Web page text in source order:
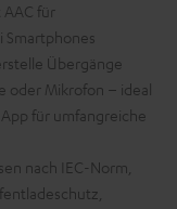
für
Smartphones
Übergänge
oder Mikrofon – ideal
für umfangreiche
nach IEC-Norm,